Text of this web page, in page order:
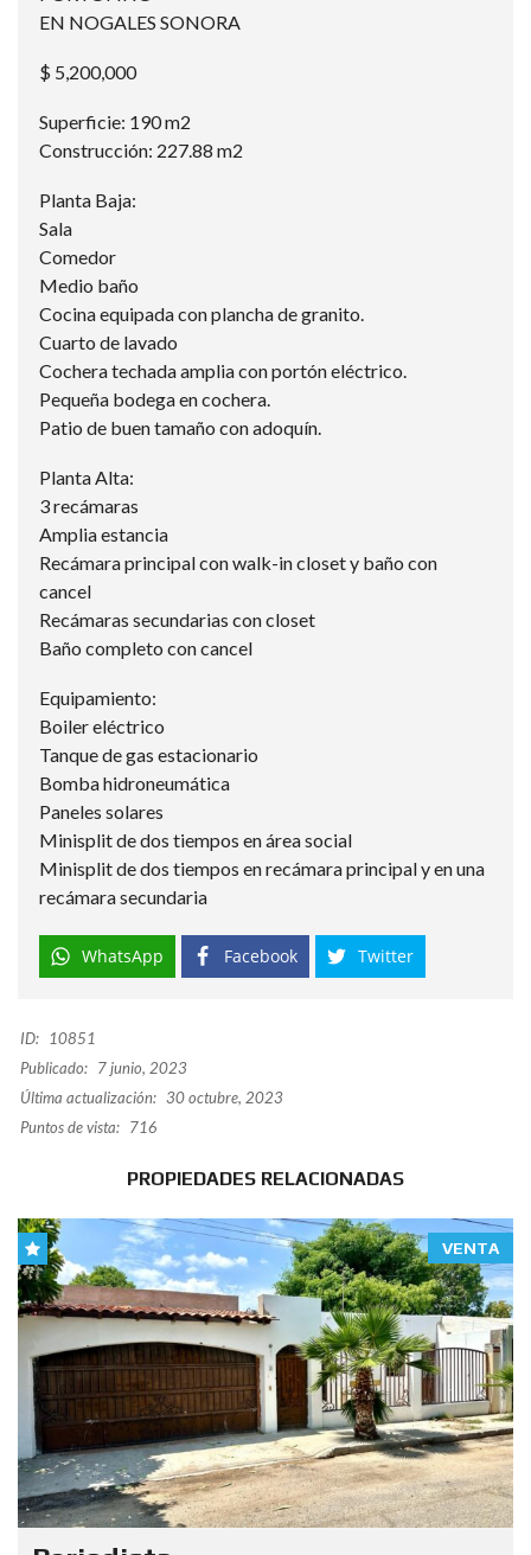
EN NOGALES SONORA
$ 5,200,000
Superficie: 190 m2
Construcción: 227.88 m2
Planta Baja:
Sala
Comedor
Medio baño
Cocina equipada con plancha de granito.
Cuarto de lavado
Cochera techada amplia con portón eléctrico.
Pequeña bodega en cochera.
Patio de buen tamaño con adoquín.
Planta Alta:
3 recámaras
Amplia estancia
Recámara principal con walk-in closet y baño con
cancel
Recámaras secundarias con closet
Baño completo con cancel
Equipamiento:
Boiler eléctrico
Tanque de gas estacionario
Bomba hidroneumática
Paneles solares
Minisplit de dos tiempos en área social
Minisplit de dos tiempos en recámara principal y en una
recámara secundaria
WhatsApp Facebook Twitter
ID:
10851
Publicado: 7 junio, 2023
Última actualización: 30 octubre, 2023
Puntos de vista: 716
PROPIEDADES RELACIONADAS
VENTA